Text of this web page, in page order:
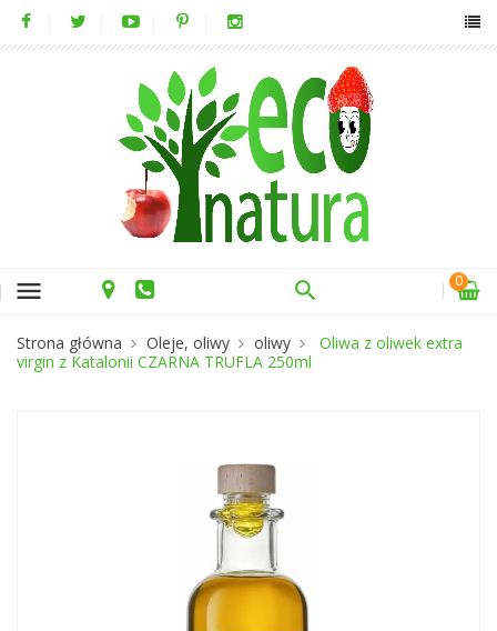
menu 0
Strona główna Oleje, oliwy oliwy
Oliwa z oliwek extra
virgin z Katalonii CZARNA TRUFLA 250ml